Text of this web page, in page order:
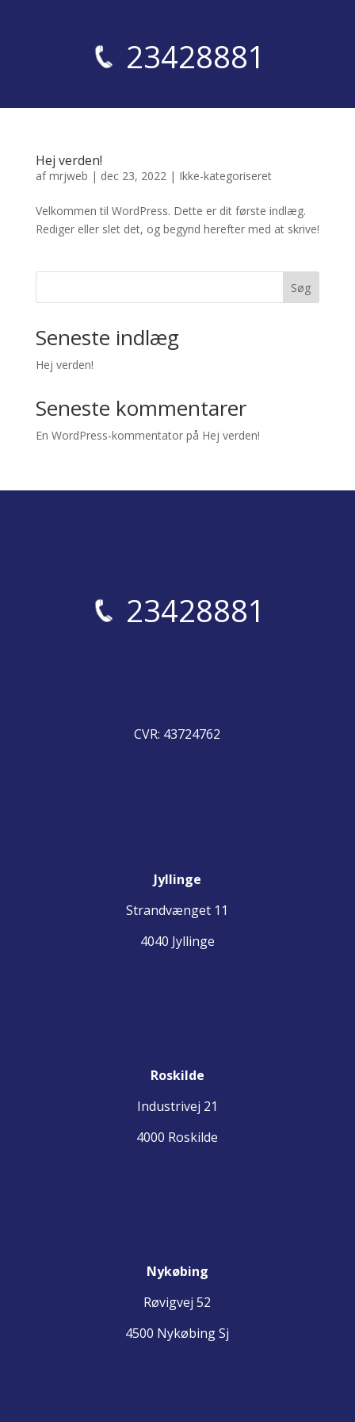
23428881
Hej verden!
afmrjweb | dec 23, 2022| Ikke-kategoriseret
Velkommen til WordPress. Dette er dit første indlæg.
Rediger eller slet det, og begynd herefter med at skrive!
Søg
Seneste indlæg
Hej verden!
Seneste kommentarer
En WordPress-kommentatorpå Hej verden!
23428881
CVR: 43724762
Jyllinge
Strandvænget 11
4040 Jyllinge
Roskilde
Industrivej 21
4000 Roskilde
Nykøbing
Røvigvej 52
4500 Nykøbing Sj